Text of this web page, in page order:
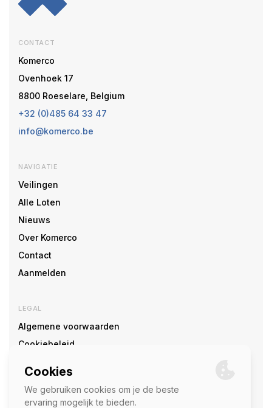
CONTACT
Komerco
Ovenhoek 17
8800 Roeselare, Belgium
+32 (0)485 64 33 47
info@komerco.be
NAVIGATIE
Veilingen
Alle Loten
Nieuws
Over Komerco
Contact
Aanmelden
LEGAL
Algemene voorwaarden
Cookiebeleid
SOCIAL